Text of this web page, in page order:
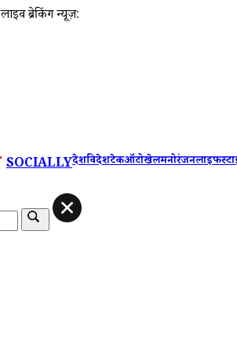
लाइव ब्रेकिंग न्यूज़:
SOCIALLYदेशविदेशटेकऑटोखेलमनोरंजन